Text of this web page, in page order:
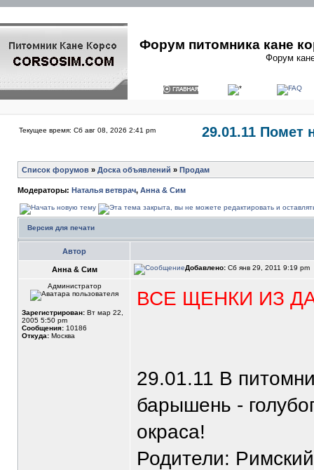
Форум питомника кане
Форум
Текущее время: Сб авг 08, 2026 2:41 pm 29.01.11 Помет
Список форумов » Доска объявлений » Продам
Модераторы: Наталья ветврач, Анна & Сим
Версия для печати
Автор
Анна & Сим Добавлено: Сб янв 29, 2011 9:19 pm
Администратор
Зарегистрирован: Вт мар 22,
2005 5:50 pm
Сообщения: 10186
Откуда: Москва
ВСЕ ЩЕНКИ ИЗ
29.01.11 В
барышень -
окраса!
Родители: